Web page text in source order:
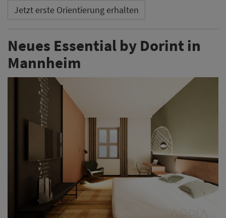
Jetzt erste Orientierung erhalten
Neues Essential by Dorint in
Mannheim